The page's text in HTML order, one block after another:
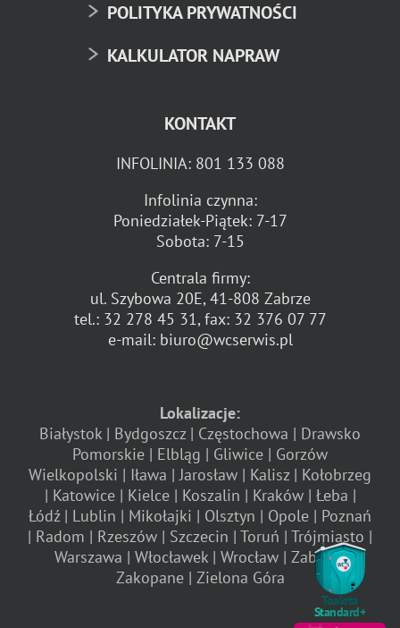
POLITYKA PRYWATNOŚCI
KALKULATOR NAPRAW
KONTAKT
INFOLINIA: 801 133 088
Infolinia czynna:
Poniedziałek-Piątek: 7-17
Sobota: 7-15
Centrala firmy:
ul. Szybowa 20E, 41-808 Zabrze
tel.: 32 278 45 31 , fax: 32 376 07 77
e-mail: biuro@wcserwis.pl
Lokalizacje:
Białystok
Bydgoszcz Częstochowa
Drawsko
Pomorskie
Elbląg Gliwice
Gorzów
Wielkopolski
Iława Jarosław Kalisz
Kołobrzeg
Katowice
Kielce Koszalin Kraków
Łeba
Łódź
Lublin Mikołajki Olsztyn Opole
Poznań
Radom
Rzeszów Szczecin Toruń
Trójmiasto
Warszawa
Włocławek Wrocław
Zabrze
Zakopane
Zielona Góra
Toaleta
Standard+